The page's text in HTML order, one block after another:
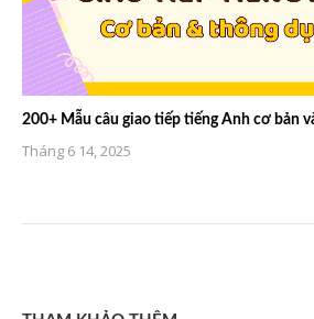
200+ Mẫu câu giao tiếp tiếng Anh cơ bản
Tháng 6 14, 2025